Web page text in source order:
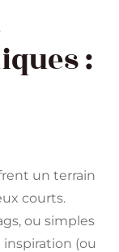
:
un terrain
courts.
ou simples
inspiration (ou